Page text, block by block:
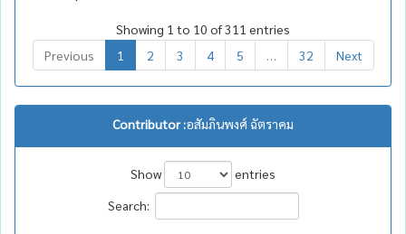
Showing 1 to 10 of 311 entries
Previous
1 2 3 4 5 32 Next
Contributor :อสัมภินพงศ์ ฉัตราคม
Show
entries
Search: